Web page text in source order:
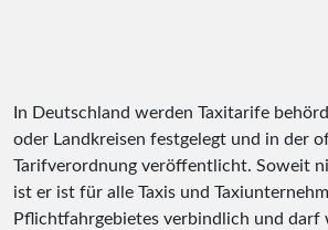
In Deutschland werden Taxitarife
oder Landkreisen festgelegt und in der
Tarifverordnung veröffentlicht. Soweit
ist er ist für alle Taxis und
Pflichtfahrgebietes verbindlich und darf